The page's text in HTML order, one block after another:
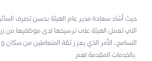
حيث أشاد سعادة مدير عام الهيئة بحسن تصرف
التي تعمل الهيئة على ترسيخها لدى موظفيها من
التسامح، الأمر الذي يعزز ثقة المتعاملين من سكان
بالخدمات المقدمة لهم.